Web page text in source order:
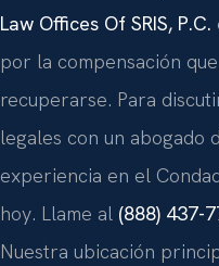
Law Offices Of SRIS, P.C.
por la compensación
recuperarse. Para
legales con un abogado
experiencia en el
hoy. Llame al (888) 437-
Nuestra ubicación